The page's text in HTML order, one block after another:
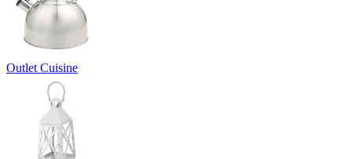
Outlet Cuisine